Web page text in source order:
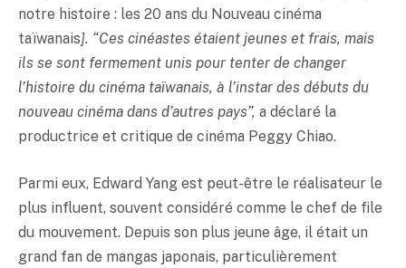
notre histoire : les 20 ans du Nouveau cinéma
taïwanais]. “Ces cinéastes étaient jeunes et frais, mais
ils se sont fermement unis pour tenter de changer
l’histoire du cinéma taïwanais, à l’instar des débuts du
nouveau cinéma dans d’autres pays”, a déclaré la
productrice et critique de cinéma Peggy Chiao.
Parmi eux, Edward Yang est peut-être le réalisateur le
plus influent, souvent considéré comme le chef de file
du mouvement. Depuis son plus jeune âge, il était un
grand fan de mangas japonais, particulièrement